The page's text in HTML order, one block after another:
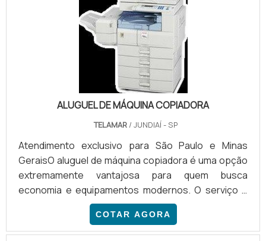
IDENTIFICAÇÃO Máquinas de codificação são
usadas para associar códigos de identificação de .
ALUGUEL DE MÁQUINA COPIADORA
TELAMAR / JUNDIAÍ - SP
Atendimento exclusivo para São Paulo e Minas
GeraisO aluguel de máquina copiadora é uma opção
extremamente vantajosa para quem busca
economia e equipamentos modernos. O serviço é
realizado por empresas especializadas em locação
de impressoras gráficas, com soluções
diferenciadas para comércios, indústrias, escolas e
COTAR AGORA